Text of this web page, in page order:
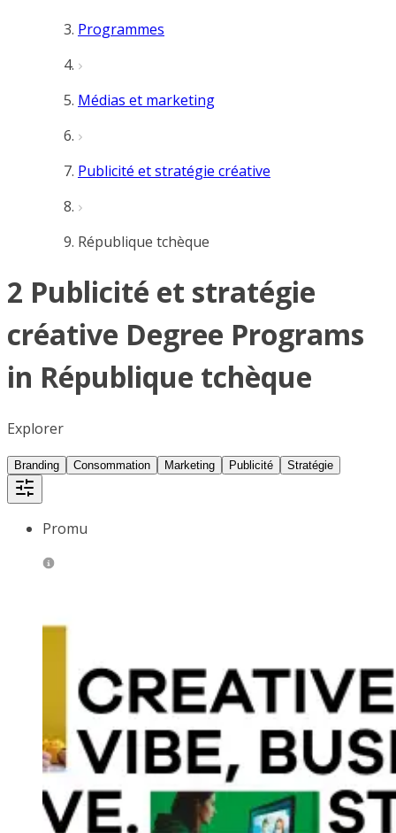
Programmes
Médias et marketing
Publicité et stratégie créative
République tchèque
2 Publicité et stratégie
créative Degree Programs
in République tchèque
Explorer
Branding Consommation Marketing Publicité Stratégie
Promu